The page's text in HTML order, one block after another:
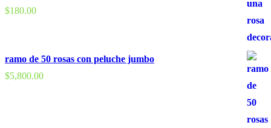
$180.00
ramo de 50 rosas con peluche jumbo
$5,800.00